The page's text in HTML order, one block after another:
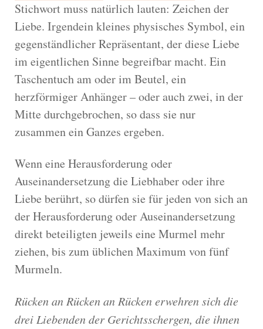
Stichwort muss natürlich lauten: Zeichen der
Liebe. Irgendein kleines physisches Symbol, ein
gegenständlicher Repräsentant, der diese Liebe
im eigentlichen Sinne begreifbar macht. Ein
Taschentuch am oder im Beutel, ein
herzförmiger Anhänger – oder auch zwei, in der
Mitte durchgebrochen, so dass sie nur
zusammen ein Ganzes ergeben.
Wenn eine Herausforderung oder
Auseinandersetzung die Liebhaber oder ihre
Liebe berührt, so dürfen sie für jeden von sich an
der Herausforderung oder Auseinandersetzung
direkt beteiligten jeweils eine Murmel mehr
ziehen, bis zum üblichen Maximum von fünf
Murmeln.
Rücken an Rücken an Rücken erwehren sich die
drei Liebenden der Gerichtsschergen, die ihnen